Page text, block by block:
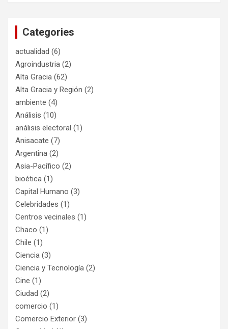
Categories
actualidad (6)
Agroindustria (2)
Alta Gracia (62)
Alta Gracia y Región (2)
ambiente (4)
Análisis (10)
análisis electoral (1)
Anisacate (7)
Argentina (2)
Asia-Pacífico (2)
bioética (1)
Capital Humano (3)
Celebridades (1)
Centros vecinales (1)
Chaco (1)
Chile (1)
Ciencia (3)
Ciencia y Tecnología (2)
Cine (1)
Ciudad (2)
comercio (1)
Comercio Exterior (3)